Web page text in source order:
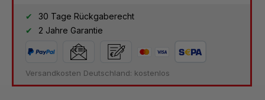
30 Tage Rückgaberecht
2 Jahre Garantie
Versandkosten Deutschland: kostenlos